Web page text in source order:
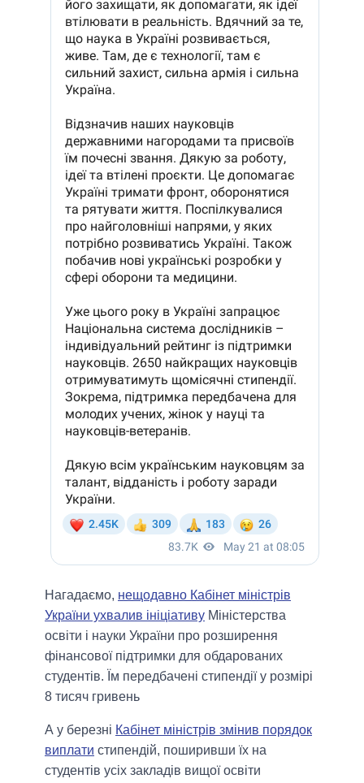
Нагадаємо, нещодавно Кабінет міністрів
України ухвалив ініціативу Міністерства
освіти і науки України про розширення
фінансової підтримки для обдарованих
студентів. Їм передбачені стипендії у розмірі
8 тисяч гривень
А у березні Кабінет міністрів змінив порядок
виплати стипендій, поширивши їх на
студентів усіх закладів вищої освіти